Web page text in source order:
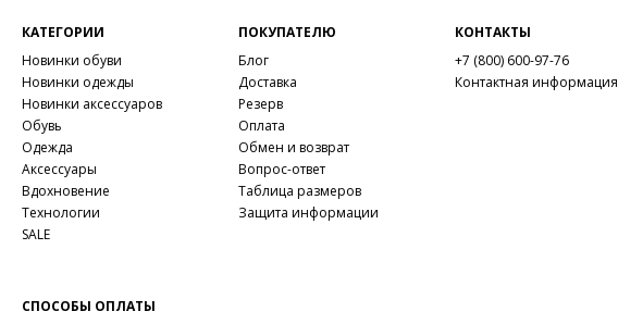
КАТЕГОРИИ
Новинки обуви
Новинки одежды
Новинки аксессуаров
Обувь
Одежда
Аксессуары
Вдохновение
Технологии
SALE
ПОКУПАТЕЛЮ
Блог
Доставка
Резерв
Оплата
Обмен и возврат
Вопрос-ответ
Таблица размеров
Защита информации
КОНТАКТЫ
+7 (800) 600-97-76
Контактная информация
СПОСОБЫ ОПЛАТЫ